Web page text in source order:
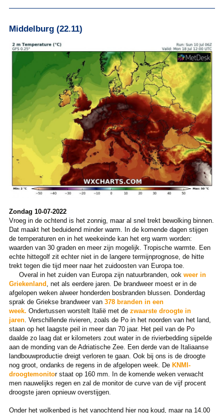
Middelburg (22.11)
Zondag 10-07-2022
Vroeg in de ochtend is het zonnig, maar al snel trekt bewolking binnen.
Dat maakt het beduidend minder warm. In de komende dagen stijgen
de temperaturen en in het weekeinde kan het erg warm worden:
waarden van 30 graden en meer zijn mogelijk. Tropische warmte. Een
echte hittegolf zit echter niet in de langere termijnprognose, de hitte
trekt tegen die tijd meer naar het zuidoosten van Europa toe.
Overal in het zuiden van Europa zijn natuurbranden, ook weer in
Griekenland , net als eerdere jaren. De brandweer moest er in de
afgelopen weken alweer honderden bosbranden blussen. Donderdag
sprak de Griekse brandweer van 378 branden in een
week. Ondertussen worstelt Italië met de zwaarste droogte in
jaren. Verschillende rivieren, zoals de Po in het noorden van het land,
staan op het laagste peil in meer dan 70 jaar. Het peil van de Po
daalde zo laag dat er kilometers zout water in de rivierbedding sijpelde
aan de monding van de Adriatische Zee. Een derde van de Italiaanse
landbouwproductie dreigt verloren te gaan. Ook bij ons is de droogte
nog groot, ondanks de regens in de afgelopen week. De KNMI-
droogtemonitor staat op 160 mm. In de komende weken verwacht
men nauwelijks regen en zal de monitor de curve van de vijf procent
droogste jaren opnieuw overstijgen.
Onder het wolkenbed is het vanochtend hier nog koud, maar na 14.00